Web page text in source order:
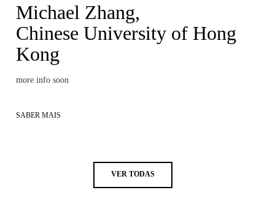
Michael Zhang,
Chinese University of Hong
Kong
more info soon
SABER MAIS
VER TODAS